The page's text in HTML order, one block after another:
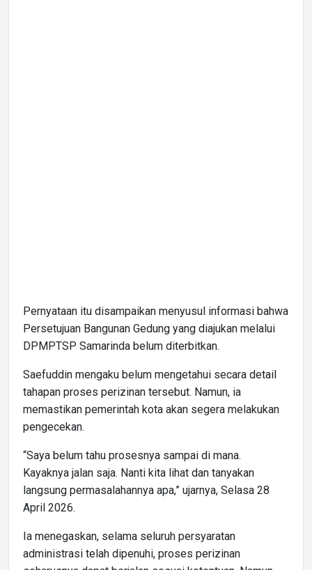
Pernyataan itu disampaikan menyusul informasi bahwa
Persetujuan Bangunan Gedung yang diajukan melalui
DPMPTSP Samarinda belum diterbitkan.
Saefuddin mengaku belum mengetahui secara detail
tahapan proses perizinan tersebut. Namun, ia
memastikan pemerintah kota akan segera melakukan
pengecekan.
“Saya belum tahu prosesnya sampai di mana.
Kayaknya jalan saja. Nanti kita lihat dan tanyakan
langsung permasalahannya apa,” ujarnya, Selasa 28
April 2026.
Ia menegaskan, selama seluruh persyaratan
administrasi telah dipenuhi, proses perizinan